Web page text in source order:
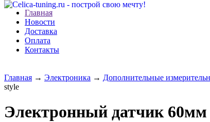
Главная
Новости
Доставка
Оплата
Контакты
Главная → Электроника → Дополнительные
style
Электронный датчик 60мм